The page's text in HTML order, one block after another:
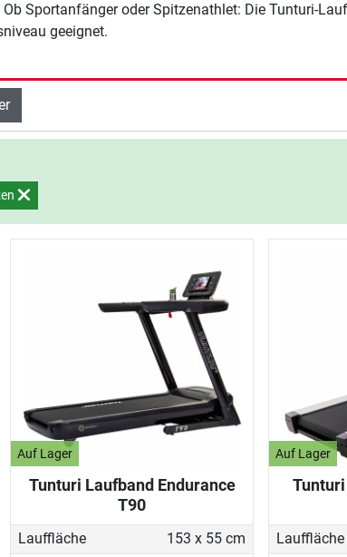
Sportanfänger oder Spitzenathlet: Die Tunturi-
geeignet.
filtern
Auf Lager
Tunturi Laufband Endurance
T90
Lauffläche
153 x 55 cm
Auf Lager
Lauffläche